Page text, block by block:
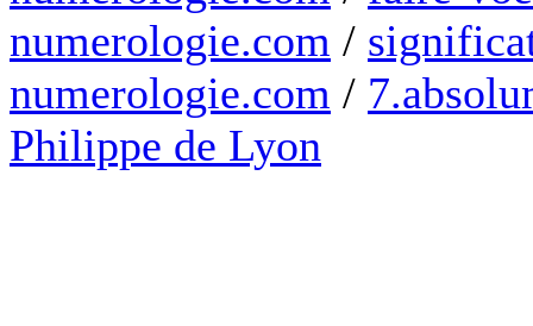
numerologie.com /
numerologie.com /
Philippe de Lyon